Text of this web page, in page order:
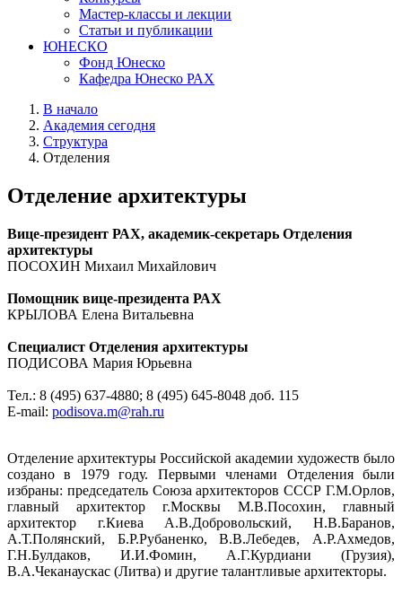
Мастер-классы и лекции
Статьи и публикации
ЮНЕСКО
Фонд Юнеско
Кафедра Юнеско РАХ
В начало
Академия сегодня
Структура
Отделения
Отделение архитектуры
Вице-президент РАХ, академик-секретарь Отделения
архитектуры
ПОСОХИН Михаил Михайлович
Помощник вице-президента РАХ
КРЫЛОВА Елена Витальевна
Специалист Отделения архитектуры
ПОДИСОВА Мария Юрьевна
Тел.: 8 (495) 637-4880; 8 (495) 645-8048 доб. 115
E-mail: podisova.m@rah.ru
Отделение архитектуры Российской академии художеств было
создано в 1979 году. Первыми членами Отделения были
избраны: председатель Союза архитекторов СССР Г.М.Орлов,
главный архитектор г.Москвы М.В.Посохин, главный
архитектор г.Киева А.В.Добровольский, Н.В.Баранов,
А.Т.Полянский, Б.Р.Рубаненко, В.В.Лебедев, А.Р.Ахмедов,
Г.Н.Булдаков, И.И.Фомин, А.Г.Курдиани (Грузия),
В.А.Чеканаускас (Литва) и другие талантливые архитекторы.